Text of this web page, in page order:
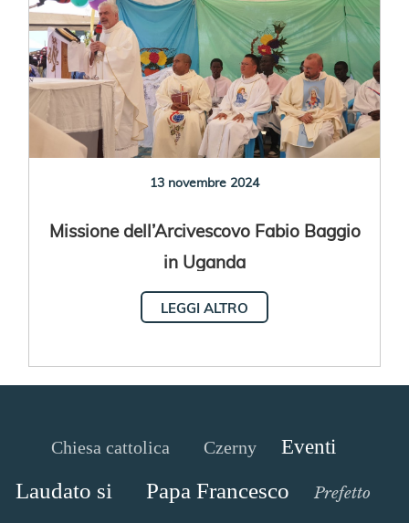
13 novembre 2024
Missione dell’Arcivescovo Fabio Baggio
in Uganda
LEGGI ALTRO
Chiesa cattolica Czerny Eventi
Laudato si Papa Francesco Prefetto